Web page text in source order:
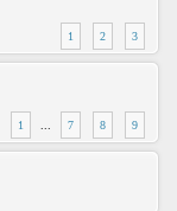
1 2 3
1 ... 7 8 9